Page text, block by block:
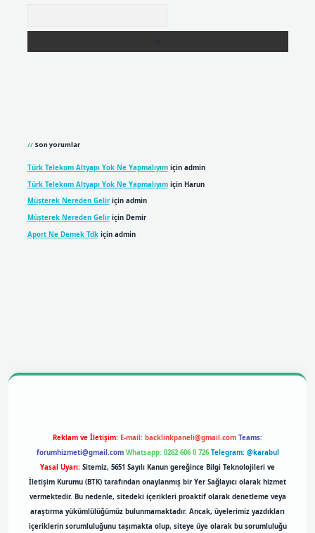
Son yorumlar
Türk Telekom Altyapı Yok Ne Yapmalıyımiçin admin
Türk Telekom Altyapı Yok Ne Yapmalıyımiçin Harun
Müşterek Nereden Geliriçin admin
Müşterek Nereden Geliriçin Demir
Aport Ne Demek Tdkiçin admin
Reklam ve İletişim: E-mail: backlinkpaneli@gmail.com Teams:
forumhizmeti@gmail.com Whatsapp: 0262 606 0 726 Telegram: @karabul
Yasal Uyarı: Sitemiz, 5651 Sayılı Kanun gereğince Bilgi Teknolojileri ve
İletişim Kurumu (BTK) tarafından onaylanmış bir Yer Sağlayıcı olarak hizmet
vermektedir. Bu nedenle, sitedeki içerikleri proaktif olarak denetleme veya
araştırma yükümlülüğümüz bulunmamaktadır. Ancak, üyelerimiz yazdıkları
içeriklerin sorumluluğunu taşımakta olup, siteye üye olarak bu sorumluluğu